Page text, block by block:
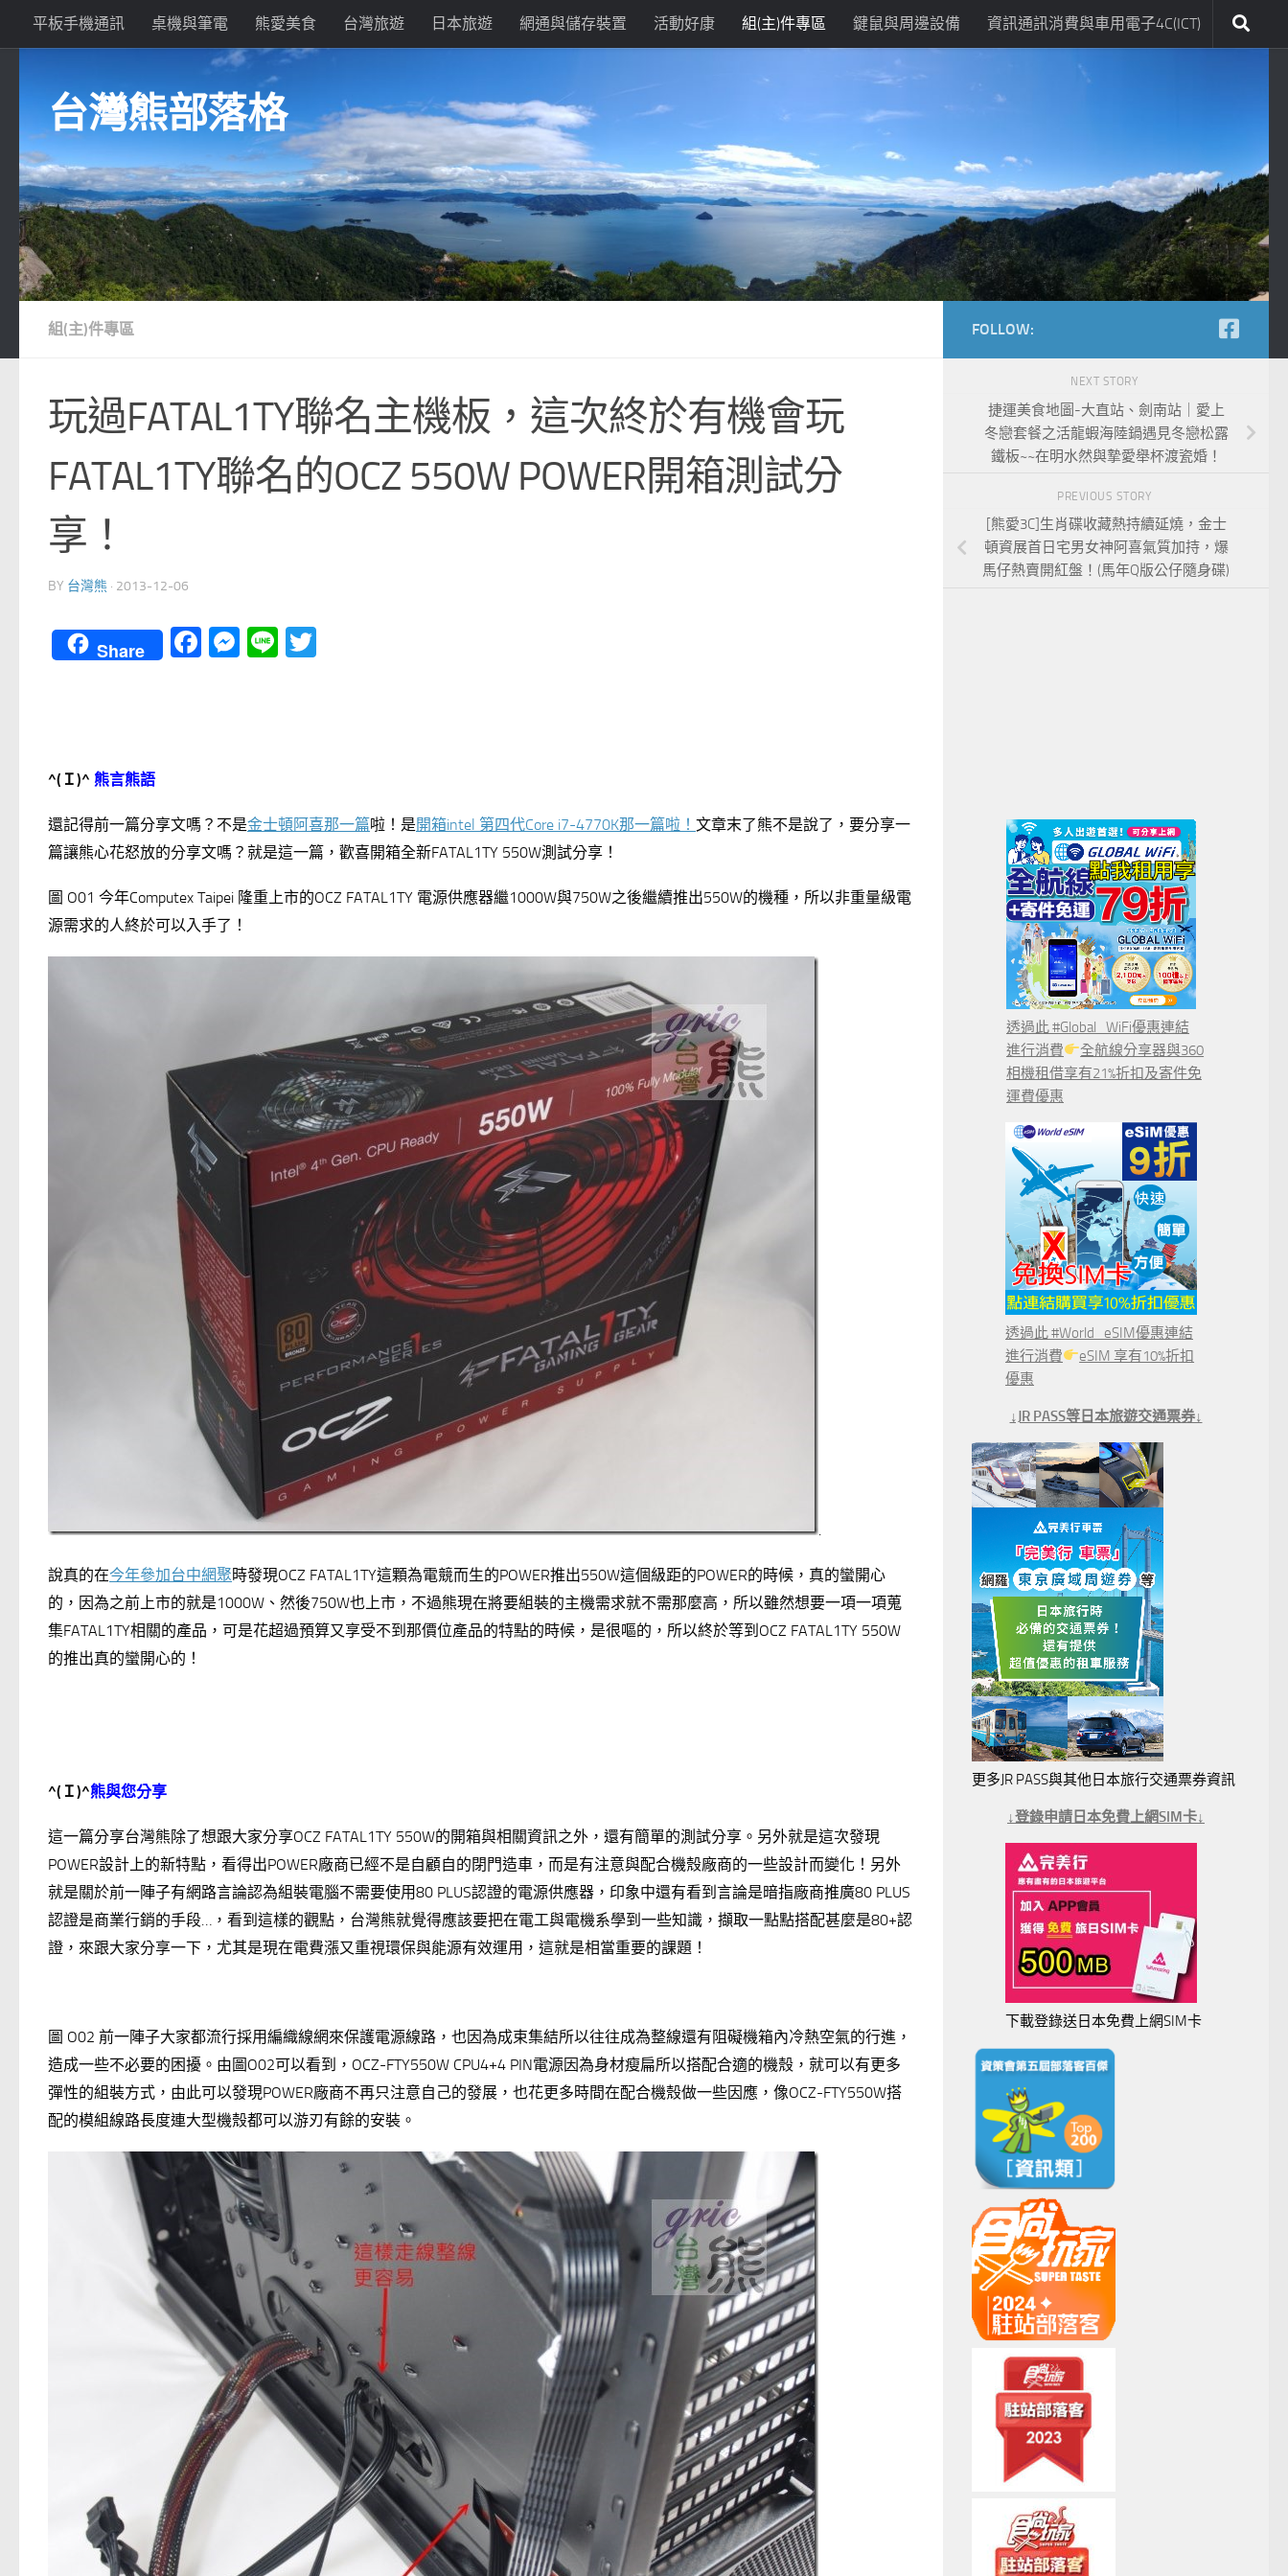
Skip to content
平板手機通訊 桌機與筆電 熊愛美食 台灣旅遊 日本旅遊 網通與儲存裝置 活動好康 組(主)件專區 鍵鼠與周邊設備 資訊通訊消費與車用電子4C(ICT)
台灣熊部落格
組(主)件專區
玩過FATAL1TY聯名主機板，這次終於有機會玩
FATAL1TY聯名的OCZ 550W POWER開箱測試分
享！
BY 台灣熊 · 2013-12-06
Share Facebook
Messenger
Line
^( Ｉ)^ 熊言熊語
還記得前一篇分享文嗎？不是金士頓阿喜那一篇啦！是開箱intel 第四代Core i7-4770K那一篇啦！ 文章末了熊不是說了，要分享一
篇讓熊心花怒放的分享文嗎？就是這一篇，歡喜開箱全新FATAL1TY 550W測試分享！
圖 O01 今年Computex Taipei 隆重上市的OCZ FATAL1TY 電源供應器繼1000W與750W之後繼續推出550W的機種，所以非重量級電
源需求的人終於可以入手了！
.
說真的在今年參加台中網聚時發現OCZ FATAL1TY這顆為電競而生的POWER推出550W這個級距的POWER的時候，真的蠻開心
的，因為之前上市的就是1000W、然後750W也上市，不過熊現在將要組裝的主機需求就不需那麼高，所以雖然想要一項一項蒐
集FATAL1TY相關的產品，可是花超過預算又享受不到那價位產品的特點的時候，是很嘔的，所以終於等到OCZ FATAL1TY 550W
的推出真的蠻開心的！
^( Ｉ)^熊與您分享
這一篇分享台灣熊除了想跟大家分享OCZ FATAL1TY 550W的開箱與相關資訊之外，還有簡單的測試分享。另外就是這次發現
POWER設計上的新特點，看得出POWER廠商已經不是自顧自的閉門造車，而是有注意與配合機殼廠商的一些設計而變化！另外
就是關於前一陣子有網路言論認為組裝電腦不需要使用80 PLUS認證的電源供應器，印象中還有看到言論是暗指廠商推廣80 PLUS
認證是商業行銷的手段…，看到這樣的觀點，台灣熊就覺得應該要把在電工與電機系學到一些知識，擷取一點點搭配甚麼是80+認
證，來跟大家分享一下，尤其是現在電費漲又重視環保與能源有效運用，這就是相當重要的課題！
圖 O02 前一陣子大家都流行採用編織線網來保護電源線路，也因為成束集結所以往往成為整線還有阻礙機箱內冷熱空氣的行進，
造成一些不必要的困擾。由圖O02可以看到，OCZ-FTY550W CPU4+4 PIN電源因為身材瘦扁所以搭配合適的機殼，就可以有更多
彈性的組裝方式，由此可以發現POWER廠商不再只注意自己的發展，也花更多時間在配合機殼做一些因應，像OCZ-FTY550W搭
配的模組線路長度連大型機殼都可以游刃有餘的安裝。
FOLLOW:
NEXT STORY
捷運美食地圖-大直站、劍南站｜愛上
冬戀套餐之活龍蝦海陸鍋遇見冬戀松露
鐵板~~在明水然與摯愛舉杯渡瓷婚！
PREVIOUS STORY
[熊愛3C]生肖碟收藏熱持續延燒，金士
頓資展首日宅男女神阿喜氣質加持，爆
馬仔熱賣開紅盤！(馬年Q版公仔隨身碟)
透過此 #Global_WiFi優惠連結
進行消費
全航線分享器與360
相機租借享有21%折扣及寄件免
運費優惠
透過此 #World_eSIM優惠連結
進行消費
eSIM 享有10%折扣
優惠
↓JR PASS等日本旅遊交通票券↓
更多JR PASS與其他日本旅行交通票券資訊
↓登錄申請日本免費上網SIM卡↓
下載登錄送日本免費上網SIM卡